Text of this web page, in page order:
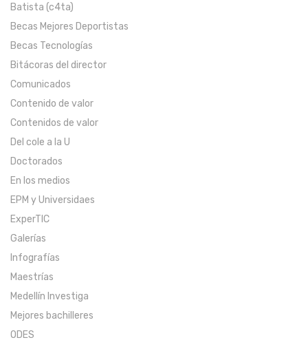
Batista (c4ta)
Becas Mejores Deportistas
Becas Tecnologías
Bitácoras del director
Comunicados
Contenido de valor
Contenidos de valor
Del cole a la U
Doctorados
En los medios
EPM y Universidaes
ExperTIC
Galerías
Infografías
Maestrías
Medellín Investiga
Mejores bachilleres
ODES